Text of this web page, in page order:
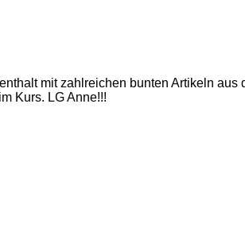
mit zahlreichen bunten Artikeln
Kurs. LG Anne!!!